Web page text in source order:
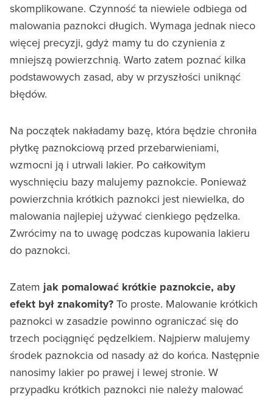
skomplikowane. Czynność ta niewiele odbiega od
malowania paznokci długich. Wymaga jednak nieco
więcej precyzji, gdyż mamy tu do czynienia z
mniejszą powierzchnią. Warto zatem poznać kilka
podstawowych zasad, aby w przyszłości uniknąć
błędów.
Na początek nakładamy bazę, która będzie chroniła
płytkę paznokciową przed przebarwieniami,
wzmocni ją i utrwali lakier. Po całkowitym
wyschnięciu bazy malujemy paznokcie. Ponieważ
powierzchnia krótkich paznokci jest niewielka, do
malowania najlepiej używać cienkiego pędzelka.
Zwrócimy na to uwagę podczas kupowania lakieru
do paznokci.
Zatem jak pomalować krótkie paznokcie, aby
efekt był znakomity? To proste. Malowanie krótkich
paznokci w zasadzie powinno ograniczać się do
trzech pociągnięć pędzelkiem. Najpierw malujemy
środek paznokcia od nasady aż do końca. Następnie
nanosimy lakier po prawej i lewej stronie. W
przypadku krótkich paznokci nie należy malować